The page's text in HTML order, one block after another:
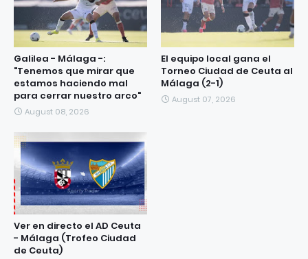
Galilea - Málaga -:
"Tenemos que mirar que
estamos haciendo mal
para cerrar nuestro arco"
August 08, 2026
El equipo local gana el
Torneo Ciudad de Ceuta al
Málaga (2-1)
August 07, 2026
Ver en directo el AD Ceuta
- Málaga (Trofeo Ciudad
de Ceuta)